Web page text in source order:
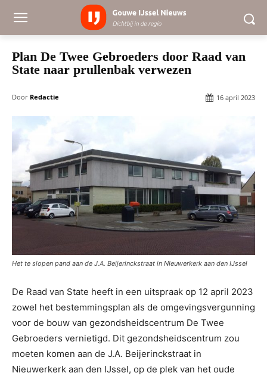
Plan De Twee Gebroeders door Raad van
State naar prullenbak verwezen
Door Redactie 16 april 2023
Het te slopen pand aan de J.A. Beijerinckstraat in NIeuwerkerk aan den IJssel
De Raad van State heeft in een uitspraak op 12 april 2023
zowel het bestemmingsplan als de omgevingsvergunning
voor de bouw van gezondsheidscentrum De Twee
Gebroeders vernietigd. Dit gezondsheidscentrum zou
moeten komen aan de J.A. Beijerinckstraat in
Nieuwerkerk aan den IJssel, op de plek van het oude